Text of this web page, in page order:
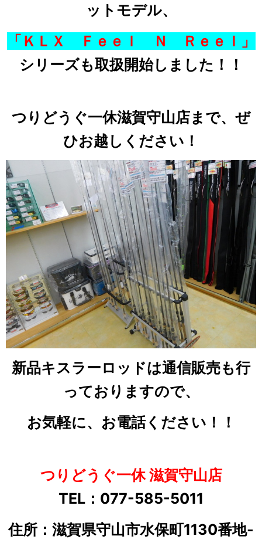
ットモデル、
「ＫＬＸ Ｆｅｅｌ Ｎ Ｒｅｅｌ」
シリーズも取扱開始しました！！
つりどうぐ一休滋賀守山店まで、ぜ
ひお越しください！
新品キスラーロッドは通信販売も行
っておりますので、
お気軽に、お電話ください！！
つりどうぐ一休 滋賀守山店
TEL：077-585-5011
住所：滋賀県守山市水保町1130番地-